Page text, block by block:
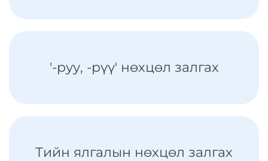
'-руу, -рүү' нөхцөл залгах
Тийн ялгалын нөхцөл залгах